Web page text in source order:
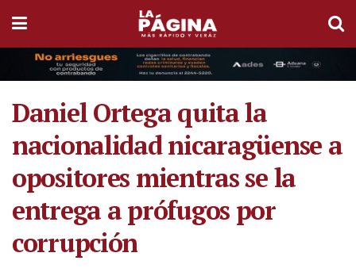
Daniel Ortega quita la
nacionalidad nicaragüense a
opositores mientras se la
entrega a prófugos por
corrupción